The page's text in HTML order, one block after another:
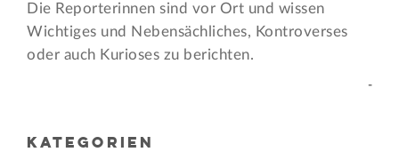
Die Reporterinnen sind vor Ort und wissen
Wichtiges und Nebensächliches, Kontroverses
oder auch Kurioses zu berichten.
-
KATEGORIEN